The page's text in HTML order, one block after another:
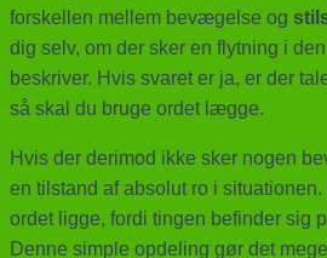
forskellen mellem bevægelse og
dig selv, om der sker en flytning i
beskriver. Hvis svaret er ja, er der
så skal du bruge ordet lægge.
Hvis der derimod ikke sker nogen
en tilstand af absolut ro i
ordet ligge, fordi tingen befinder sig
Denne simple opdeling gør det